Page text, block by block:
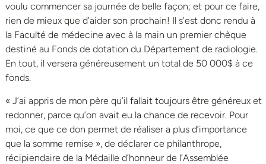
voulu commencer sa journée de belle façon; et pour ce faire,
rien de mieux que d’aider son prochain! Il s’est donc rendu à
la Faculté de médecine avec à la main un premier chèque
destiné au Fonds de dotation du Département de radiologie.
En tout, il versera généreusement un total de 50 000$ à ce
fonds.
« J’ai appris de mon père qu’il fallait toujours être généreux et
redonner, parce qu’on avait eu la chance de recevoir. Pour
moi, ce que ce don permet de réaliser a plus d’importance
que la somme remise », de déclarer ce philanthrope,
récipiendaire de la Médaille d’honneur de l’Assemblée